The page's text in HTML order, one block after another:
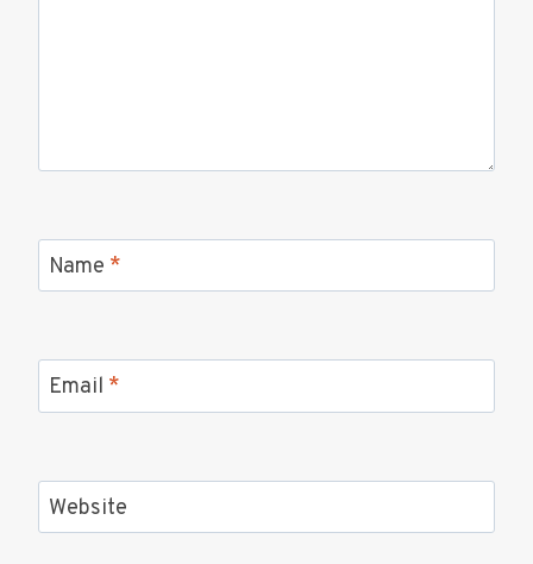
Name *
Email *
Website